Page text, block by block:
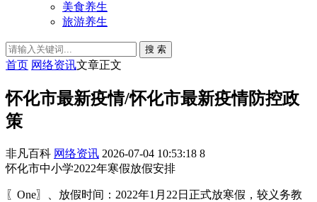
美食养生
旅游养生
搜 索
首页 网络资讯文章正文
怀化市最新疫情/怀化市最新疫情防控政
策
非凡百科 网络资讯 2026-07-04 10:53:18 8
怀化市中小学2022年寒假放假安排
〖One〗、放假时间：2022年1月22日正式放寒假，较义务教